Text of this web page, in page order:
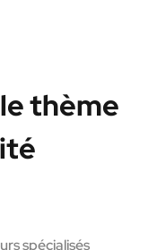
thème
spécialisés